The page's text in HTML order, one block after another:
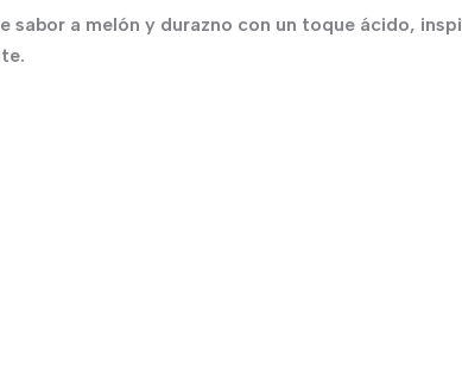
sabor a melón y durazno con un toque ácido,